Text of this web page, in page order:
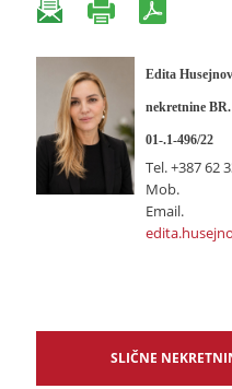
Edita
nekretnine
01-.1-496/22
Tel.+387 62
Mob.
Email.
SLIČNE